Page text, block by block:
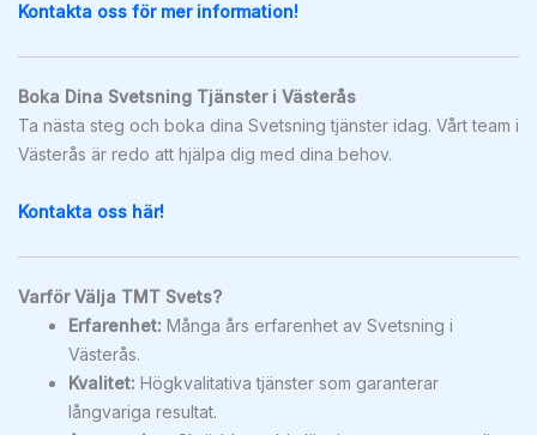
Kontakta oss för mer information!
Boka Dina Svetsning Tjänster i Västerås
Ta nästa steg och boka dina Svetsning tjänster idag. Vårt team i
Västerås är redo att hjälpa dig med dina behov.
Kontakta oss här!
Varför Välja TMT Svets?
Erfarenhet: Många års erfarenhet av Svetsning i
Västerås.
Kvalitet: Högkvalitativa tjänster som garanterar
långvariga resultat.